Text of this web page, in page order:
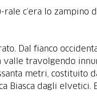
rale c’era lo zampino
Dal fianco
valle travolgendo
metri, costituito
Biasca dagli elvetici.